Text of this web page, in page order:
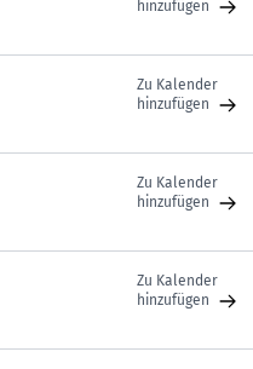
hinzufügen
Zu Kalender
hinzufügen
Zu Kalender
hinzufügen
Zu Kalender
hinzufügen